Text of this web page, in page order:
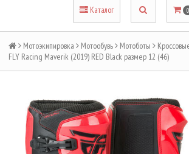
Каталог 0
Мотоэкипировка Мотообувь Мотоботы
FLY Racing Maverik (2019) RED Black размер 12 (46)